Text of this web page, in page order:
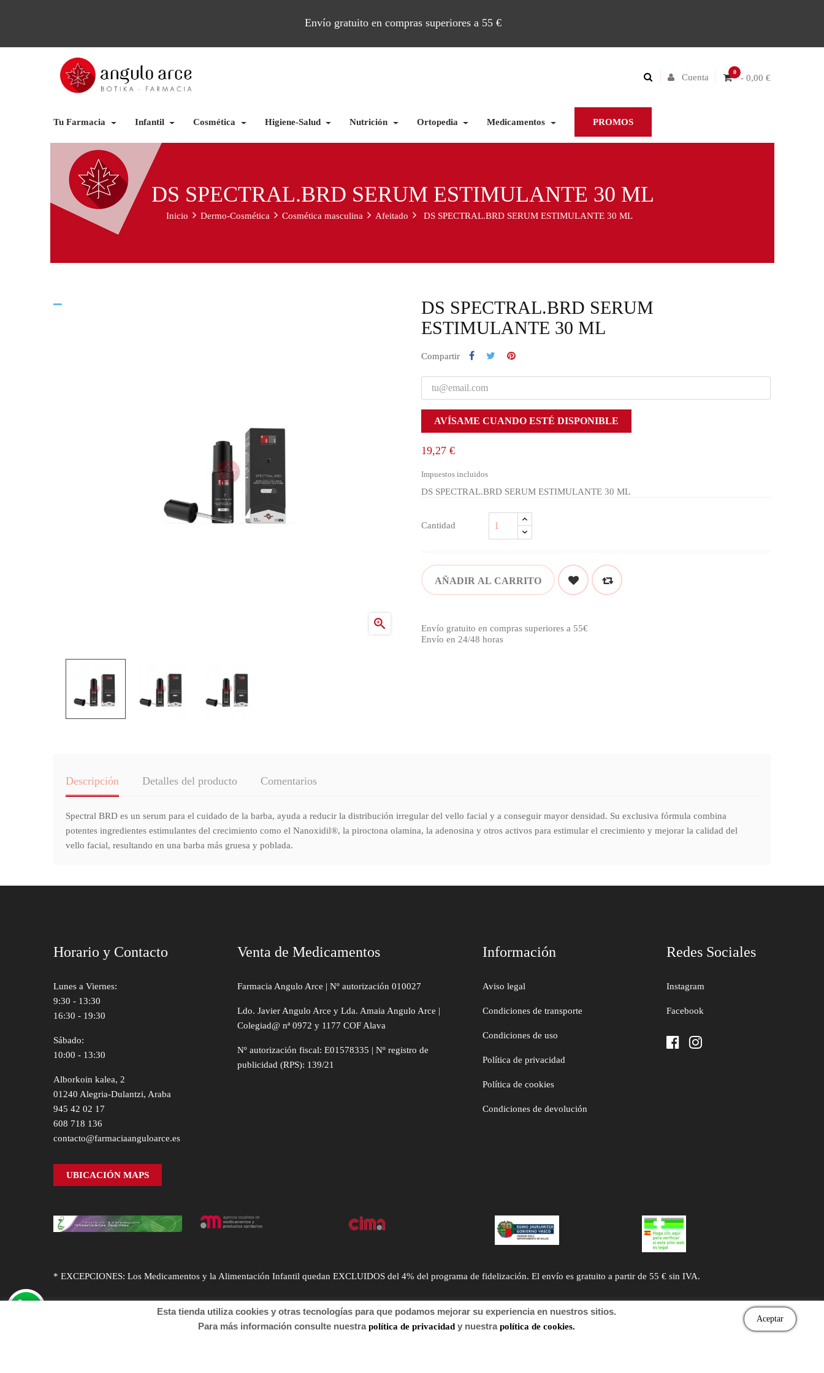
Envío gratuito en compras superiores a 55 €
0
- 0,00 €
Cuenta
Tu Farmacia Infantil Cosmética Higiene-Salud Nutrición Ortopedia Medicamentos PROMOS
DS SPECTRAL.BRD SERUM ESTIMULANTE 30 ML
Inicio Dermo-Cosmética Cosmética masculina Afeitado DS SPECTRAL.BRD SERUM ESTIMULANTE 30 ML

DS SPECTRAL.BRD SERUM
ESTIMULANTE 30 ML
Compartir
AVÍSAME CUANDO ESTÉ DISPONIBLE
19,27 €
Impuestos incluidos
DS SPECTRAL.BRD SERUM ESTIMULANTE 30 ML
Cantidad
AÑADIR AL CARRITO
Envío gratuito en compras superiores a 55€
Envío en 24/48 horas
Descripción Detalles del producto Comentarios
Spectral BRD es un serum para el cuidado de la barba, ayuda a reducir la distribución irregular del vello facial y a conseguir mayor densidad. Su exclusiva fórmula combina
potentes ingredientes estimulantes del crecimiento como el Nanoxidil®, la piroctona olamina, la adenosina y otros activos para estimular el crecimiento y mejorar la calidad del
vello facial, resultando en una barba más gruesa y poblada.
Horario y Contacto
Lunes a Viernes:
9:30 - 13:30
16:30 - 19:30
Sábado:
10:00 - 13:30
Alborkoin kalea, 2
01240 Alegria-Dulantzi, Araba
945 42 02 17
608 718 136
contacto@farmaciaanguloarce.es
UBICACIÓN MAPS
Venta de Medicamentos
Farmacia Angulo Arce | Nº autorización 010027
Ldo. Javier Angulo Arce y Lda. Amaia Angulo Arce |
Colegiad@ nª 0972 y 1177 COF Alava
Nº autorización fiscal: E01578335 | Nº registro de
publicidad (RPS): 139/21
Información
Aviso legal
Condiciones de transporte
Condiciones de uso
Política de privacidad
Política de cookies
Condiciones de devolución
Redes Sociales
Instagram
Facebook
* EXCEPCIONES: Los Medicamentos y la Alimentación Infantil quedan EXCLUIDOS del 4% del programa de fidelización. El envío es gratuito a partir de 55 € sin IVA.
Esta tienda utiliza cookies y otras tecnologías para que podamos mejorar su experiencia en nuestros sitios.
Para más información consulte nuestrapolítica de privacidad y nuestrapolítica de cookies.
Aceptar